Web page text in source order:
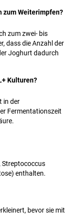
zum Weiterimpfen?
zum zwei- bis
dass die Anzahl der
Joghurt dadurch
Kulturen?
in der
Fermentationszeit
Streptococcus
enthalten.
bevor sie mit